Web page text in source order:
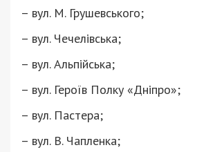
– вул. М. Грушевського;
– вул. Чечелівська;
– вул. Альпійська;
– вул. Героїв Полку «Дніпро»;
– вул. Пастера;
– вул. В. Чапленка;